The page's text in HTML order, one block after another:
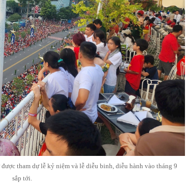
tham dự lễ kỷ niệm và lễ diễu binh, diễu hành vào tháng 9
sắp tới.